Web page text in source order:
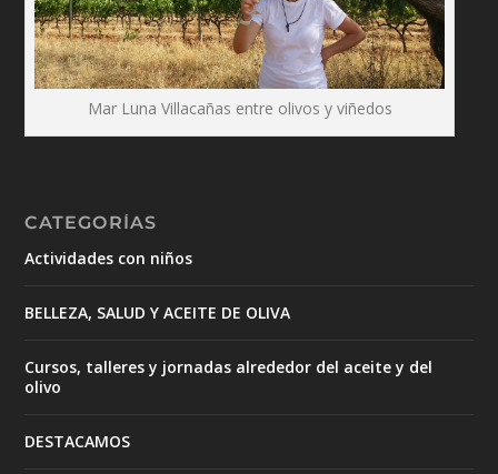
Mar Luna Villacañas entre olivos y viñedos
CATEGORÍAS
Actividades con niños
BELLEZA, SALUD Y ACEITE DE OLIVA
Cursos, talleres y jornadas alrededor del aceite y del
olivo
DESTACAMOS